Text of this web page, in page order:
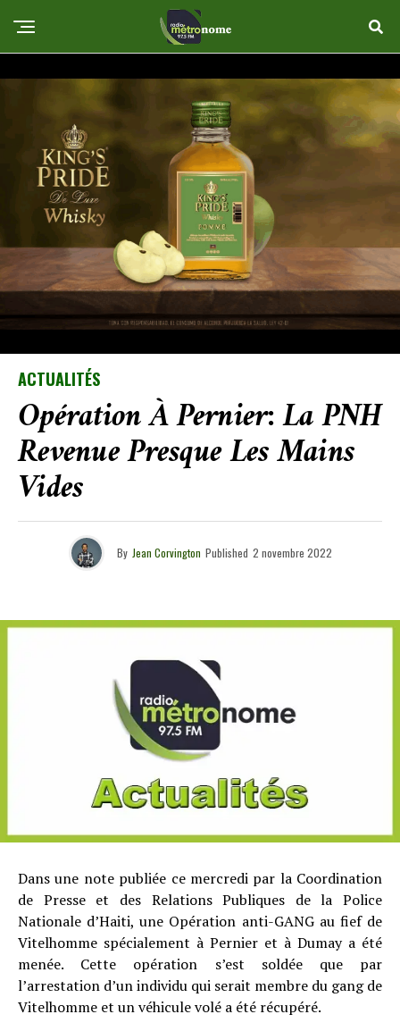
ACTUALITÉS
Opération À Pernier: La PNH
Revenue Presque Les Mains
Vides
By Jean Corvington Published 2 novembre 2022
Dans une note publiée ce mercredi par la Coordination
de Presse et des Relations Publiques de la Police
Nationale d’Haiti, une Opération anti-GANG au fief de
Vitelhomme spécialement à Pernier et à Dumay a été
menée. Cette opération s’est soldée que par
l’arrestation d’un individu qui serait membre du gang de
Vitelhomme et un véhicule volé a été récupéré.